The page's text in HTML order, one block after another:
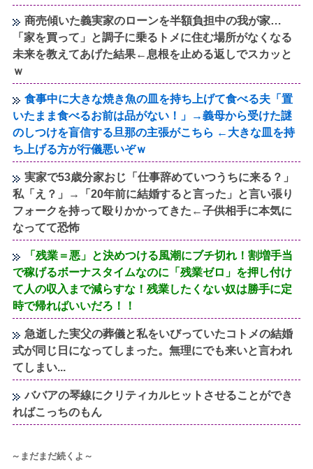
商売傾いた義実家のローンを半額負担中の我が家…
「家を買って」と調子に乗るトメに住む場所がなくなる
未来を教えてあげた結果←息根を止める返しでスカッと
ｗ
食事中に大きな焼き魚の皿を持ち上げて食べる夫「置
いたまま食べるお前は品がない！」→義母から受けた謎
のしつけを盲信する旦那の主張がこちら ←大きな皿を持
ち上げる方が行儀悪いぞｗ
実家で53歳分家おじ「仕事辞めていつうちに来る？」
私「え？」→「20年前に結婚すると言った」と言い張り
フォークを持って殴りかかってきた←子供相手に本気に
なってて恐怖
「残業＝悪」と決めつける風潮にブチ切れ！割増手当
で稼げるボーナスタイムなのに「残業ゼロ」を押し付け
て人の収入まで減らすな！残業したくない奴は勝手に定
時で帰ればいいだろ！！
急逝した実父の葬儀と私をいびっていたコトメの結婚
式が同じ日になってしまった。無理にでも来いと言われ
てしまい...
ババアの琴線にクリティカルヒットさせることができ
ればこっちのもん
～まだまだ続くよ～